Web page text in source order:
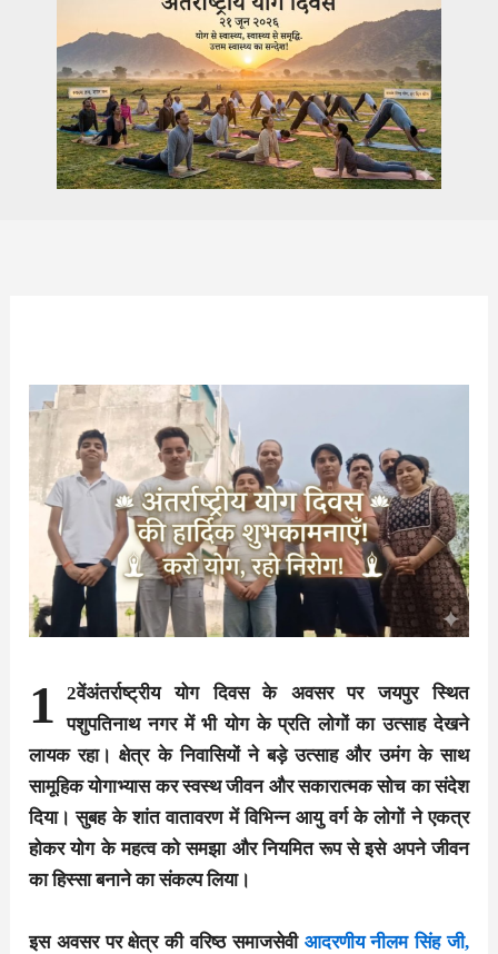
1
2वेंअंतर्राष्ट्रीय योग दिवस के अवसर पर जयपुर स्थित
पशुपतिनाथ नगर में भी योग के प्रति लोगों का उत्साह देखने
लायक रहा। क्षेत्र के निवासियों ने बड़े उत्साह और उमंग के साथ
सामूहिक योगाभ्यास कर स्वस्थ जीवन और सकारात्मक सोच का संदेश
दिया। सुबह के शांत वातावरण में विभिन्न आयु वर्ग के लोगों ने एकत्र
होकर योग के महत्व को समझा और नियमित रूप से इसे अपने जीवन
का हिस्सा बनाने का संकल्प लिया।
इस अवसर पर क्षेत्र की वरिष्ठ समाजसेवी आदरणीय नीलम सिंह जी,